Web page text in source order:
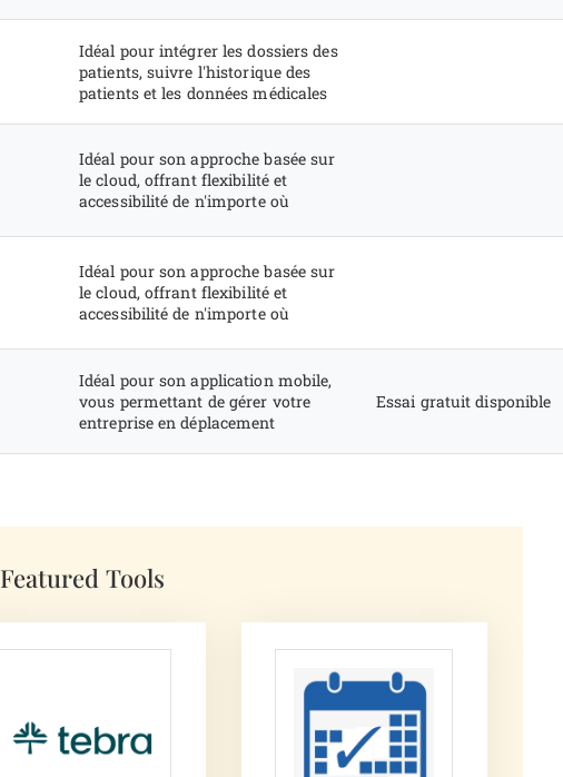
Idéal pour intégrer les dossiers des
patients, suivre l'historique des
patients et les données médicales
Idéal pour son approche basée sur
le cloud, offrant flexibilité et
accessibilité de n'importe où
Idéal pour son approche basée sur
le cloud, offrant flexibilité et
accessibilité de n'importe où
Idéal pour son application mobile,
vous permettant de gérer votre
entreprise en déplacement
Essai gratuit disponible
Featured Tools